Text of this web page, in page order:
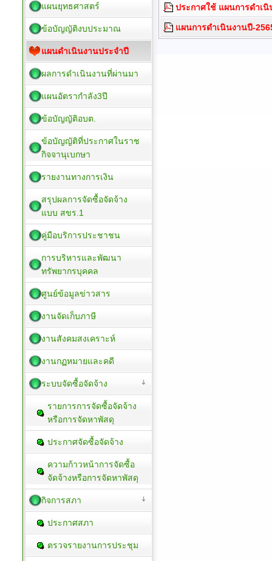
ประกาศใช้ แผนการดำเ
แผนการดำเนินงานปี-
แผนยุทธศาสตร์
ข้อบัญญัติงบประมาณ
แผนดำเนินงานประจำปี
ผลการดำเนินงานที่ผ่านมา
แผนอัตรากำลัง3ปี
ข้อบัญญัติอบต.
ข้อบัญญัติที่ประกาศในราช
กิจจานุเบกษา
รายงานทางการเงิน
สรุปผลการจัดซื้อจัดจ้าง
แบบ สขร.1
คู่มือบริการประชาชน
การบริหารและพัฒนา
ทรัพยากรบุคคล
ศูนย์ข้อมูลข่าวสาร
งานจัดเก็บภาษี
งานสังคมสงเคราะห์
งานกฏหมายและคดี
ระบบจัดซื้อจัดจ้าง
รายการการจัดซื้อจัดจ้าง
หรือการจัดหาพัสดุ
ประกาศจัดซื้อจัดจ้าง
ความก้าวหน้าการจัดซื้อ
จัดจ้างหรือการจัดหาพัสดุ
กิจการสภา
ประกาศสภา
ตรวจรายงานการประชุม